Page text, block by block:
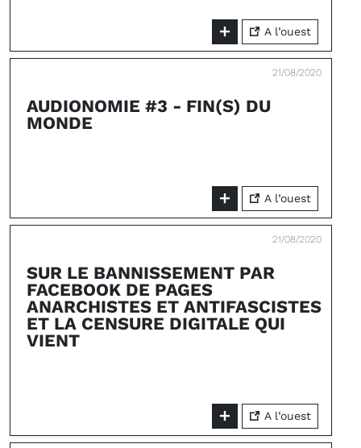
A l’ouest
21/08/2020
AUDIONOMIE #3 - FIN(S) DU
MONDE
A l’ouest
21/08/2020
SUR LE BANNISSEMENT PAR
FACEBOOK DE PAGES
ANARCHISTES ET ANTIFASCISTES
ET LA CENSURE DIGITALE QUI
VIENT
A l’ouest